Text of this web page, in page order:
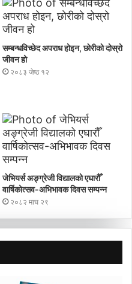
सम्बन्धविच्छेद अपराध होइन, छाेरीकाे दोस्रो
जीवन हो
२०८३ जेष्ठ १२
जेभियर्स अङ्ग्रेजी विद्यालको एघारौँ
वार्षिकोत्सव-अभिभावक दिवस सम्पन्न
२०८२ माघ २९